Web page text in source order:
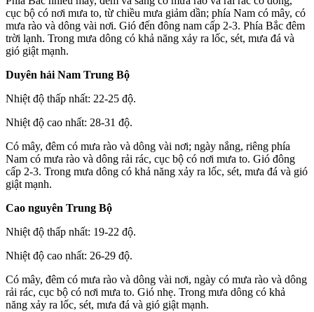
cục bộ có nơi mưa to, từ chiều mưa giảm dần; phía Nam có mây, có
mưa rào và dông vài nơi. Gió đến đông nam cấp 2-3. Phía Bắc đêm
trời lạnh. Trong mưa dông có khả năng xảy ra lốc, sét, mưa đá và
gió giật mạnh.
Duyên hải Nam Trung Bộ
Nhiệt độ thấp nhất: 22-25 độ.
Nhiệt độ cao nhất: 28-31 độ.
Có mây, đêm có mưa rào và dông vài nơi; ngày nắng, riêng phía
Nam có mưa rào và dông rải rác, cục bộ có nơi mưa to. Gió đông
cấp 2-3. Trong mưa dông có khả năng xảy ra lốc, sét, mưa đá và gió
giật mạnh.
Cao nguyên Trung Bộ
Nhiệt độ thấp nhất: 19-22 độ.
Nhiệt độ cao nhất: 26-29 độ.
Có mây, đêm có mưa rào và dông vài nơi, ngày có mưa rào và dông
rải rác, cục bộ có nơi mưa to. Gió nhẹ. Trong mưa dông có khả
năng xảy ra lốc, sét, mưa đá và gió giật mạnh.